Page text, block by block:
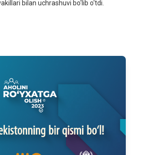
bilan uchrashuvi bo‘lib o‘tdi.